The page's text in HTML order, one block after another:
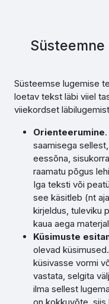
Süsteemne
Süsteemse lugemise
loetav tekst läbi viiel
viiekordset
Orienteerumine
saamisega
eessõna,
raamatu põgus
Iga teksti või
see käsitleb (nt
kirjeldus, tuleviku
kaua aega
Küsimuste
olevad
küsivasse vormi
vastata, selgita
ilma sellest